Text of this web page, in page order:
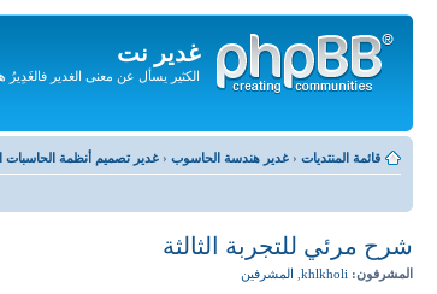
غدير نت
الكثير يسأل عن معنى الغدير فالغَدِيرُ
المحتويات
قائمة المنتديات ‹ غدير هندسة الحاسوب ‹ غدير تصميم أنظمة الحاسبات
شرح مرئي للتجربة الثالثة
المشرفون: khlkholi المشرفين